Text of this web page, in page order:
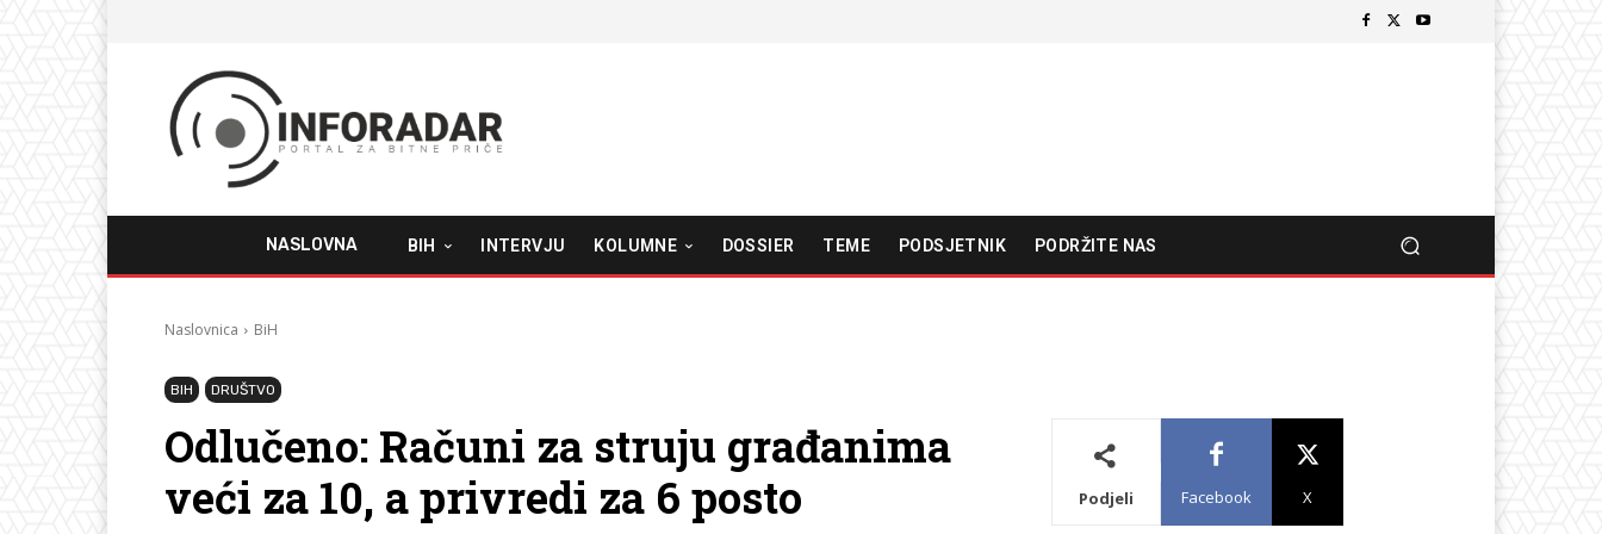
NASLOVNA BIH INTERVJU KOLUMNE DOSSIER TEME PODSJETNIK PODRŽITE NAS
Naslovnica BiH
BIH DRUŠTVO
Odlučeno: Računi za struju građanima
veći za 10, a privredi za 6 posto
Podjeli Facebook X